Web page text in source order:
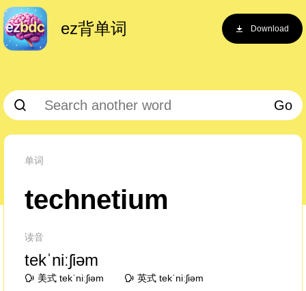
ez背单词 Download
Go
单词
technetium
读音
tekˈniːʃiəm
美式 tekˈniːʃiəm 英式 tekˈniːʃiəm